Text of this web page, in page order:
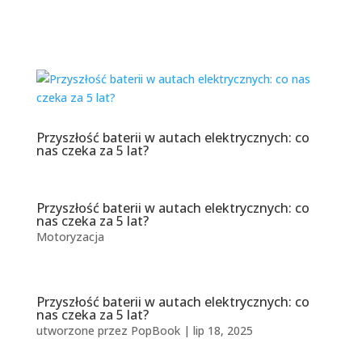
Przyszłość baterii w autach elektrycznych: co
nas czeka za 5 lat?
Przyszłość baterii w autach elektrycznych: co
nas czeka za 5 lat?
Motoryzacja
Przyszłość baterii w autach elektrycznych: co
nas czeka za 5 lat?
utworzone przez PopBook| lip 18, 2025